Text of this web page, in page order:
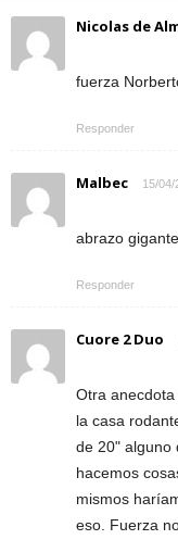
Nicolas de
fuerza
Responder
Malbec 15/04/
abrazo
Responder
Cuore 2 Duo
Otra
la casa
de 20" alguno
hacemos
mismos
eso. Fuerza